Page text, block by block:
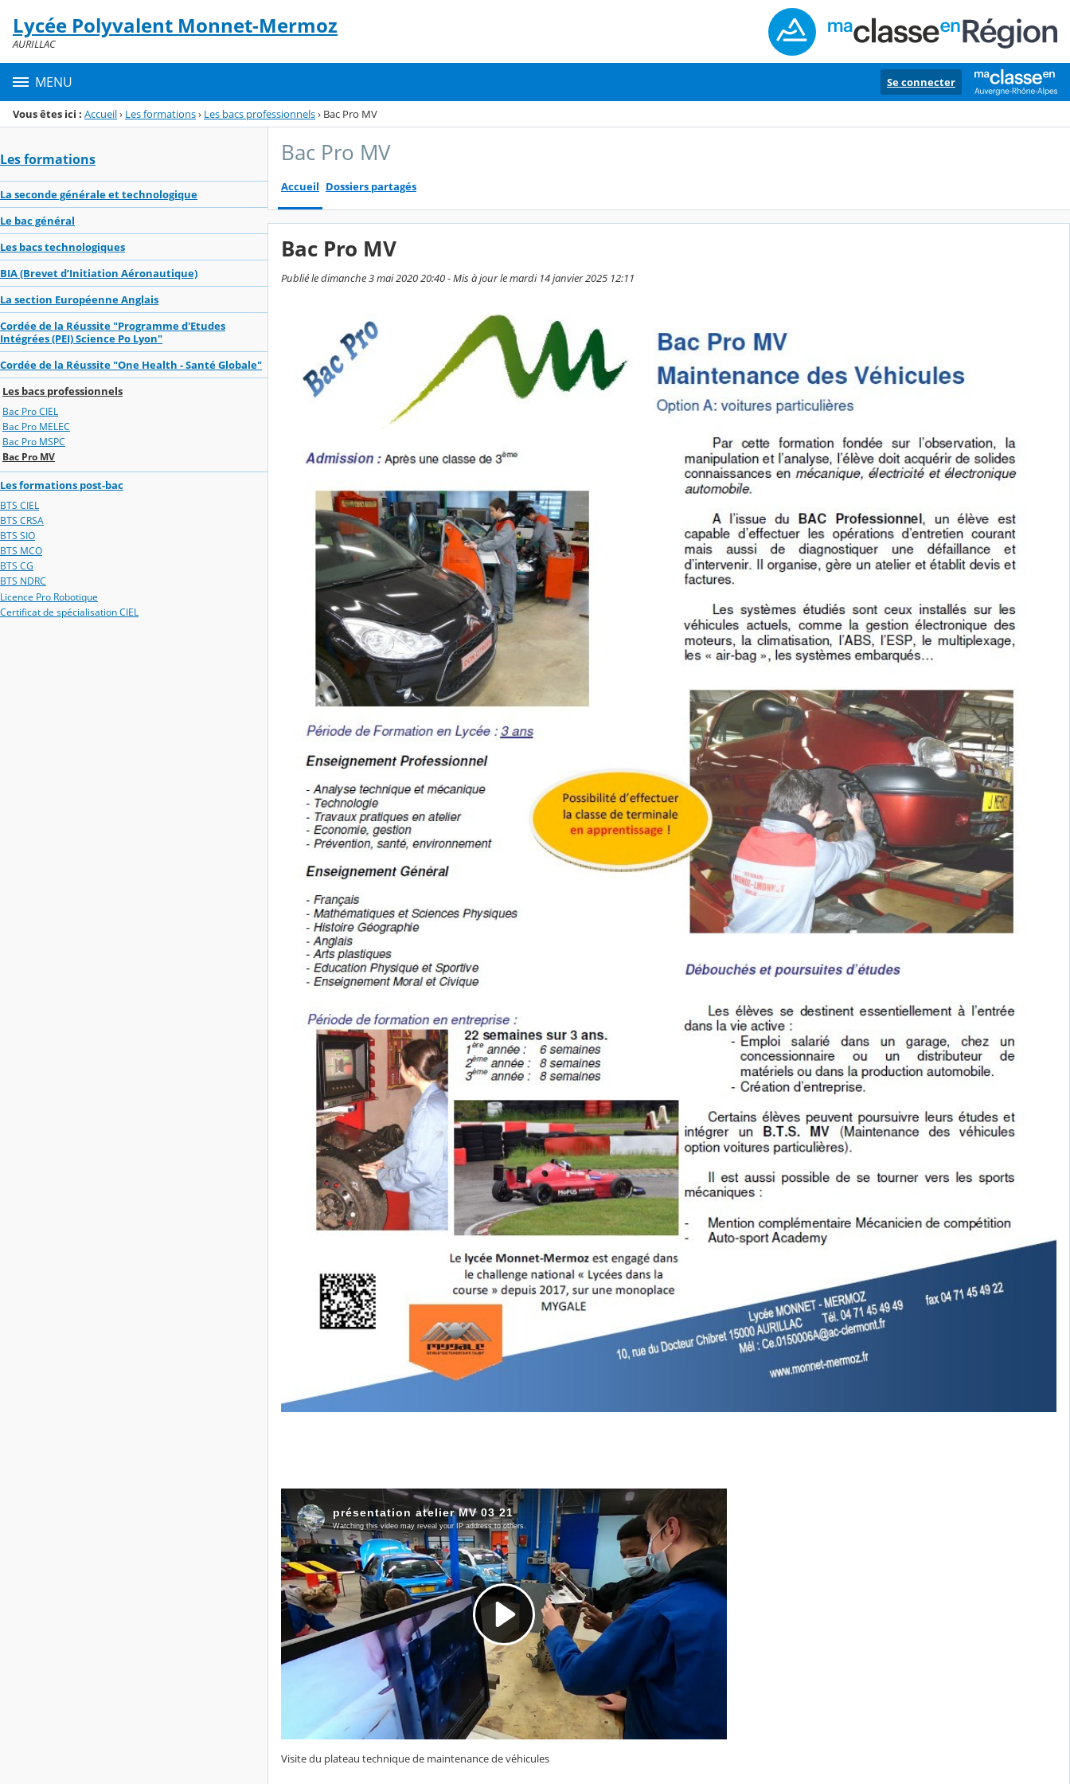
Menu de la rubrique
Contenu
Lycée Polyvalent Monnet-Mermoz
AURILLAC
MENU Se connecter
Vous êtes ici : Accueil› Les formations› Les bacs professionnels› Bac Pro MV
Les formations
La seconde générale et technologique
Le bac général
Les bacs technologiques
BIA (Brevet d’Initiation Aéronautique)
La section Européenne Anglais
Cordée de la Réussite "Programme d'Etudes
Intégrées (PEI) Science Po Lyon"
Cordée de la Réussite "One Health - Santé Globale"
Les bacs professionnels
Bac Pro CIEL
Bac Pro MELEC
Bac Pro MSPC
Bac Pro MV
Les formations post-bac
BTS CIEL
BTS CRSA
BTS SIO
BTS MCO
BTS CG
BTS NDRC
Licence Pro Robotique
Certificat de spécialisation CIEL
Bac Pro MV
Accueil Dossiers partagés
Bac Pro MV
Publié le dimanche 3 mai 2020 20:40 - Mis à jour le mardi 14 janvier 2025 12:11
Visite du plateau technique de maintenance de véhicules